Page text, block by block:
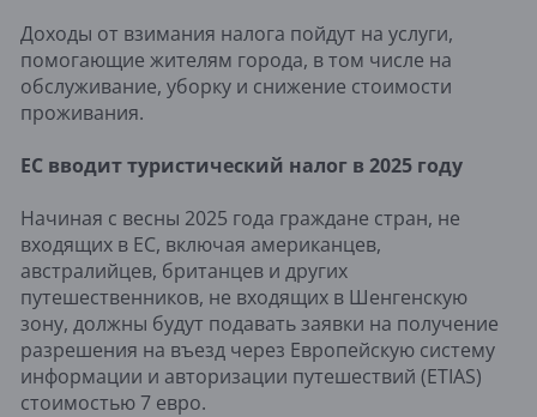
Доходы от взимания налога пойдут на услуги,
помогающие жителям города, в том числе на
обслуживание, уборку и снижение стоимости
проживания.
ЕС вводит туристический налог в 2025 году
Начиная с весны 2025 года граждане стран, не
входящих в ЕС, включая американцев,
австралийцев, британцев и других
путешественников, не входящих в Шенгенскую
зону, должны будут подавать заявки на получение
разрешения на въезд через Европейскую систему
информации и авторизации путешествий (ETIAS)
стоимостью 7 евро.